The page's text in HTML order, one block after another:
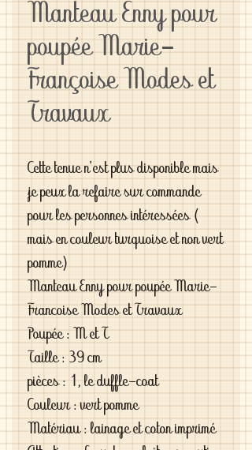
Manteau Enny pour
poupée Marie-
Françoise Modes et
Travaux
Cette tenue n'est plus disponible mais
je peux la refaire sur commande
pour les personnes intéressées (
mais en couleur turquoise et non vert
pomme)
Manteau Enny pour poupée Marie-
Francoise Modes et Travaux
Poupée : M et T
Taille : 39 cm
pièces : 1, le duffle-coat
Couleur : vert pomme
Matériau : lainage et coton imprimé